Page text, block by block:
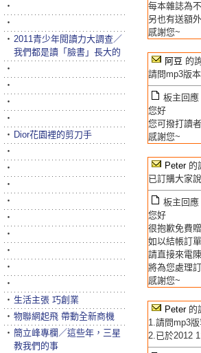
每本雜誌為
另也有送額
感謝您~
阿豆 的
請問mp3版
板主回
您好
您可撥打讀
感謝您~
Peter的
已訂購大家
板主回
您好
很抱歉免費
如以結帳訂
請直接來電
將為您處理
感謝您~
Peter的
1.請問mp3
2.已於2012
‧
‧
‧ 2011青少年閱讀力大調查／
我們都是讀「臉書」長大的
‧
‧
‧
‧
‧ Dior花園裡的剪刀手
‧
‧
‧
‧
‧
‧
‧
‧
‧
‧ 生活主張 巧創業
‧ 物聯網起飛 帶動全新商機
‧ 簡立峰專欄／這些年，三星
教我們的事